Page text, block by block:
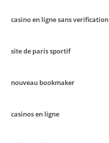
casino en ligne sans verification
site de paris sportif
nouveau bookmaker
casinos en ligne